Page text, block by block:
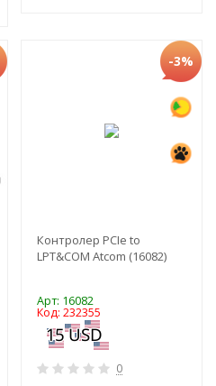
-3%
Контролер РСІе to
LPT&COM Atcom (16082)
Арт: 16082
Код: 232355
0